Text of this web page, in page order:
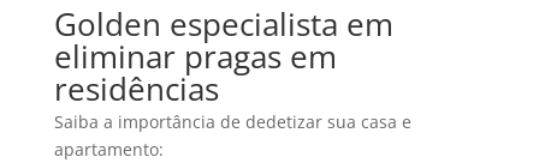
Golden especialista em
eliminar pragas em
residências
Saiba a importância de dedetizar sua casa e
apartamento: